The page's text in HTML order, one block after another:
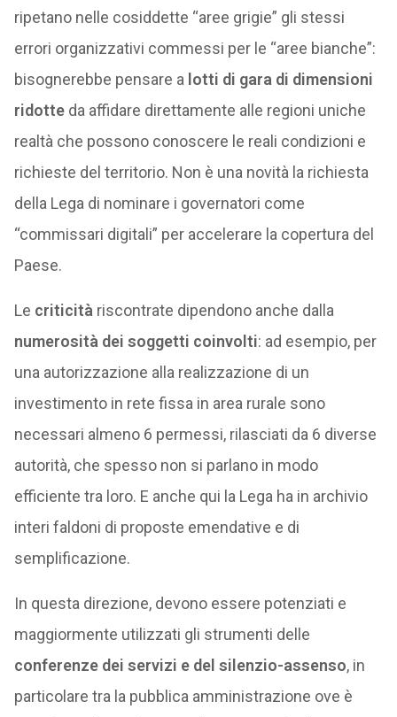
ripetano nelle cosiddette “aree grigie” gli stessi
errori organizzativi commessi per le “aree bianche”:
bisognerebbe pensare a lotti di gara di dimensioni
ridotte da affidare direttamente alle regioni uniche
realtà che possono conoscere le reali condizioni e
richieste del territorio. Non è una novità la richiesta
della Lega di nominare i governatori come
“commissari digitali” per accelerare la copertura del
Paese.
Le criticità riscontrate dipendono anche dalla
numerosità dei soggetti coinvolti: ad esempio, per
una autorizzazione alla realizzazione di un
investimento in rete fissa in area rurale sono
necessari almeno 6 permessi, rilasciati da 6 diverse
autorità, che spesso non si parlano in modo
efficiente tra loro. E anche qui la Lega ha in archivio
interi faldoni di proposte emendative e di
semplificazione.
In questa direzione, devono essere potenziati e
maggiormente utilizzati gli strumenti delle
conferenze dei servizi e del silenzio-assenso, in
particolare tra la pubblica amministrazione ove è